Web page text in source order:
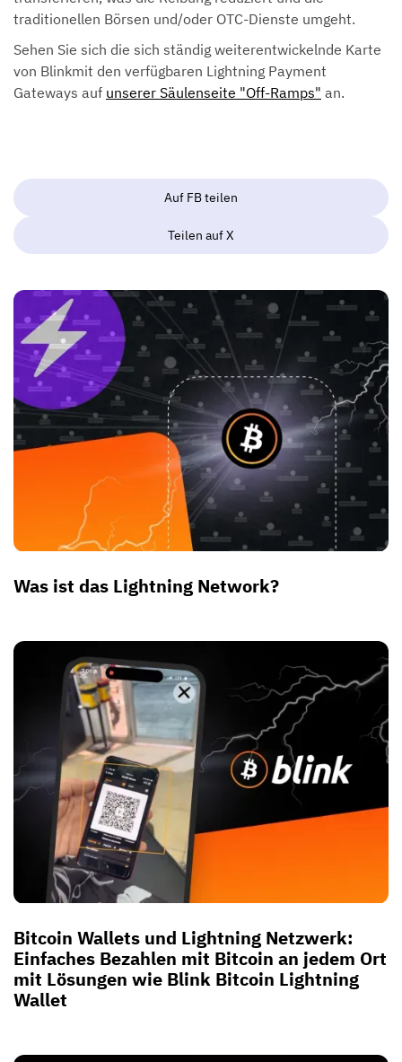
traditionellen Börsen und/oder OTC-Dienste umgeht.
Sehen Sie sich die sich ständig weiterentwickelnde Karte
von Blinkmit den verfügbaren Lightning Payment
Gateways auf unserer Säulenseite "Off-Ramps" an.
Auf FB teilen
Teilen auf X
Was ist das Lightning Network?
Bitcoin Wallets und Lightning Netzwerk:
Einfaches Bezahlen mit Bitcoin an jedem Ort
mit Lösungen wie Blink Bitcoin Lightning
Wallet